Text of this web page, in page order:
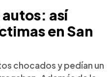
así
en San
chocados y pedían un